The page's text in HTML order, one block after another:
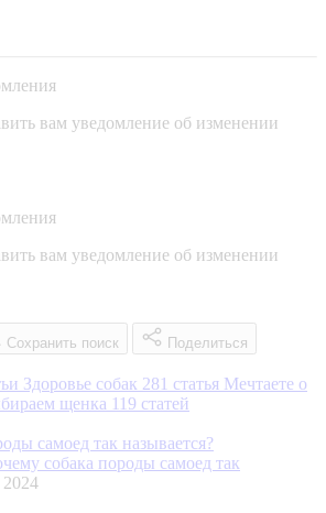
вам уведомление об изменении
вам уведомление об изменении
Сохранить поиск Поделиться
Здоровье собак 281 статья Мечтаете о
щенка 119 статей
собака породы самоед так